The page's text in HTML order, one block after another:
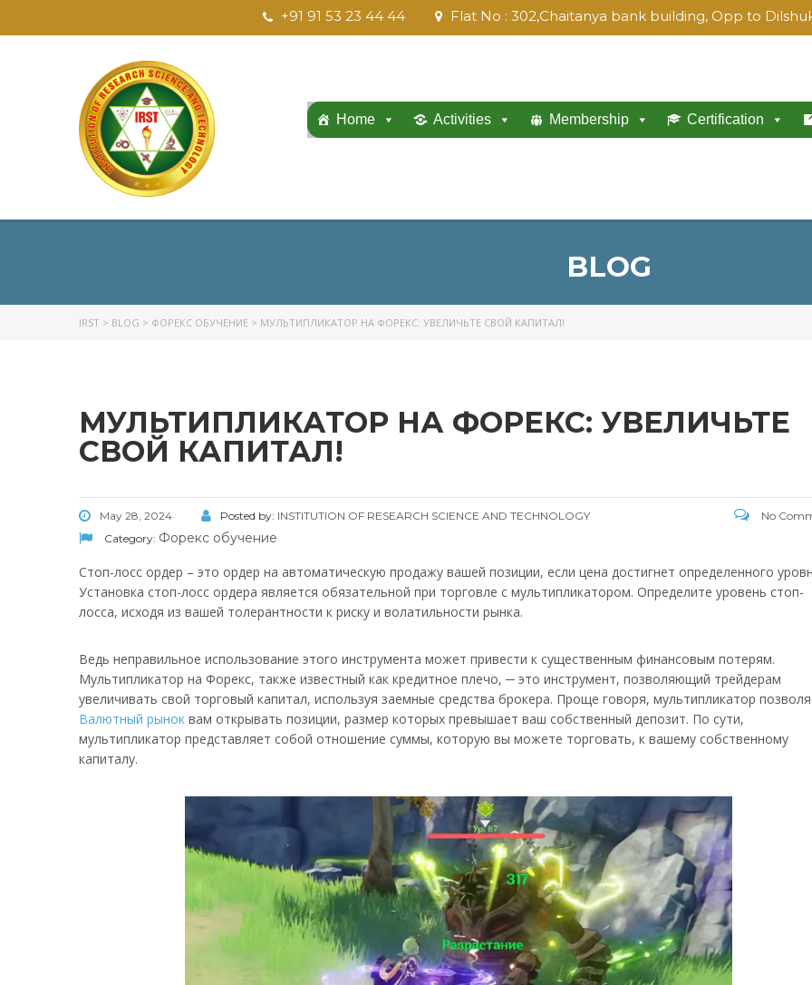
Flat No : 302,Chaitanya bank building, Opp to
+91 91 53 23 44 44
Home Activities Membership Certification
BLOG
IRST > BLOG > ФОРЕКС ОБУЧЕНИЕ > МУЛЬТИПЛИКАТОР НА ФОРЕКС: УВЕЛИЧЬТЕ СВОЙ КАПИТАЛ!
МУЛЬТИПЛИКАТОР НА ФОРЕКС: УВЕЛИЧЬТЕ
СВОЙ КАПИТАЛ!
May 28, 2024 Posted by: INSTITUTION OF RESEARCH SCIENCE AND TECHNOLOGY
Category: Форекс обучение
No
Стоп-лосс ордер – это ордер на автоматическую продажу вашей позиции, если цена достигнет определенного
Установка стоп-лосс ордера является обязательной при торговле с мультипликатором. Определите уровень стоп-
лосса, исходя из вашей толерантности к риску и волатильности рынка.
Ведь неправильное использование этого инструмента может привести к существенным финансовым потерям.
Мультипликатор на Форекс, также известный как кредитное плечо, ─ это инструмент, позволяющий трейдерам
увеличивать свой торговый капитал, используя заемные средства брокера. Проще говоря, мультипликатор
Валютный рынок вам открывать позиции, размер которых превышает ваш собственный депозит. По сути,
мультипликатор представляет собой отношение суммы, которую вы можете торговать, к вашему собственному
капиталу.